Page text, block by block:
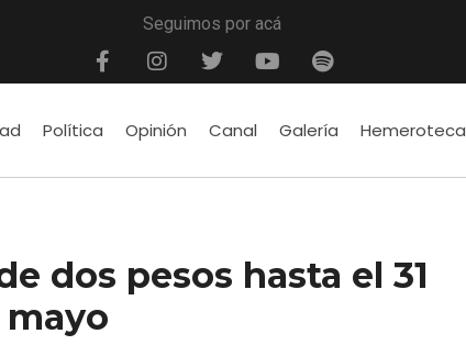
Seguimos por acá
Política Opinión Canal Galería Hemeroteca
dos pesos hasta el 31
mayo